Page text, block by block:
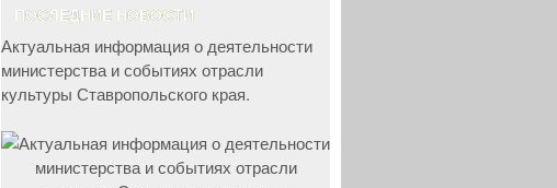
ПОСЛЕДНИЕ НОВОСТИ
Актуальная информация о деятельности
министерства и событиях отрасли
культуры Ставропольского края.